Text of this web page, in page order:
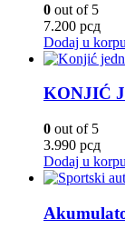
0 out of 5
7.200 рсд
Dodaj u korpu
KONJIĆ
0 out of 5
3.990 рсд
Dodaj u korpu